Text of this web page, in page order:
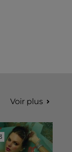
Voir plus